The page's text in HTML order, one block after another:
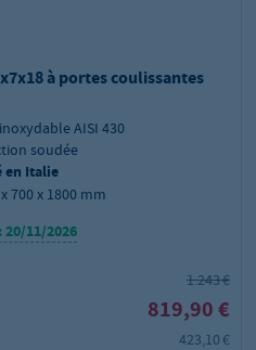
à portes coulissantes
AISI 430
soudée
en Italie
700 x 1800 mm
11/2026
1.243 €
819,90 €
423,10 €